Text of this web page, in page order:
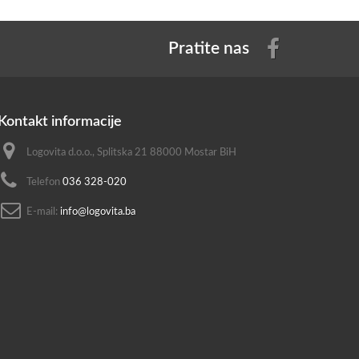
Pratite nas
Kontakt informacije
Logovita d.o.o., Splitska 21 88000 Mostar BiH
Telefon 036 328-020
E-mail: info@logovita.ba